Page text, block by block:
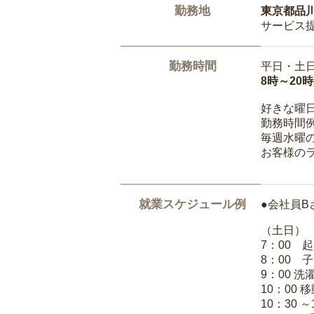
勤務地
東京都品
サービス
勤務時間
平日・土
8時～20
好きな曜
勤務時間
毎週水曜
お客様の
就業スケジュール例 ●会社員B
（土日）
7：00 起
8：00 子
9：00 洗
10：00 移
10：30